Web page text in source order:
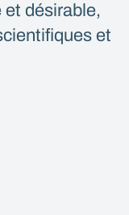
désirable,
et